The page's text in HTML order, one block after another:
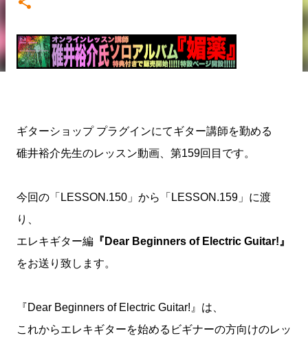
ギターショップ プラグインにてギター講師を勤める
碓井裕介先生のレッスン動画、第159回目です。
今回の「LESSON.150」から「LESSON.159」に渡
り、
エレキギター編 『Dear Beginners of Electric Guitar!』
をお送り致します。
『Dear Beginners of Electric Guitar!』は、
これからエレキギターを始めるビギナーの方向けのレッ